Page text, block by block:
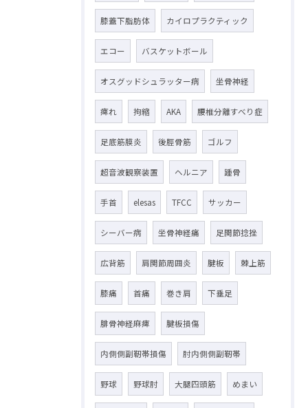
膝蓋下脂肪体 カイロプラクティック
エコー バスケットボール
オスグッドシュラッター病 坐骨神経
痺れ 拘縮 AKA 腰椎分離すべり症
足底筋膜炎 後脛骨筋 ゴルフ
超音波観察装置 ヘルニア 踵骨
手首 elesas TFCC サッカー
シーバー病 坐骨神経痛 足関節捻挫
広背筋 肩関節周囲炎 腱板 棘上筋
膝痛 首痛 巻き肩 下垂足
腓骨神経麻痺 腱板損傷
内側側副靭帯損傷 肘内側側副靭帯
野球 野球肘 大腿四頭筋 めまい